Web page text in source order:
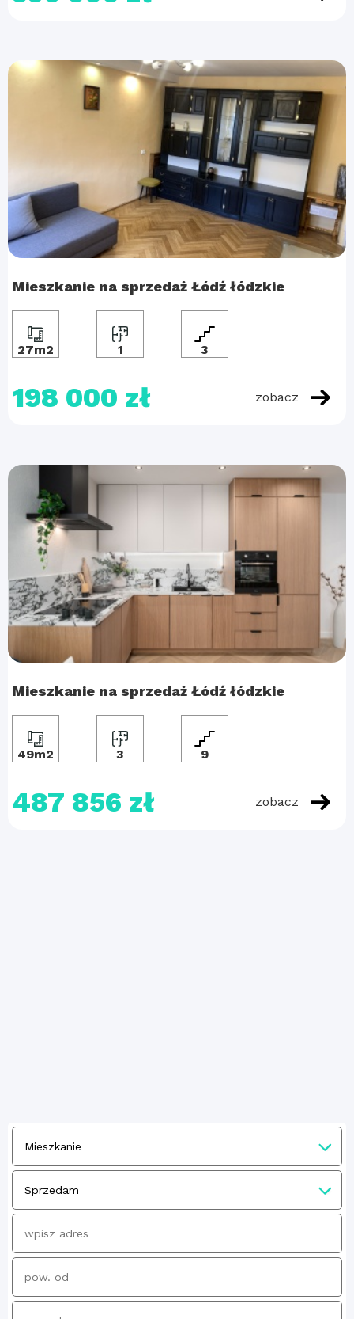
Mieszkanie na sprzedaż Łódź łódzkie
27m2 1 3
198 000 zł zobacz
Mieszkanie na sprzedaż Łódź łódzkie
49m2 3 9
487 856 zł zobacz